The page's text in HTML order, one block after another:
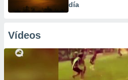
día
Vídeos